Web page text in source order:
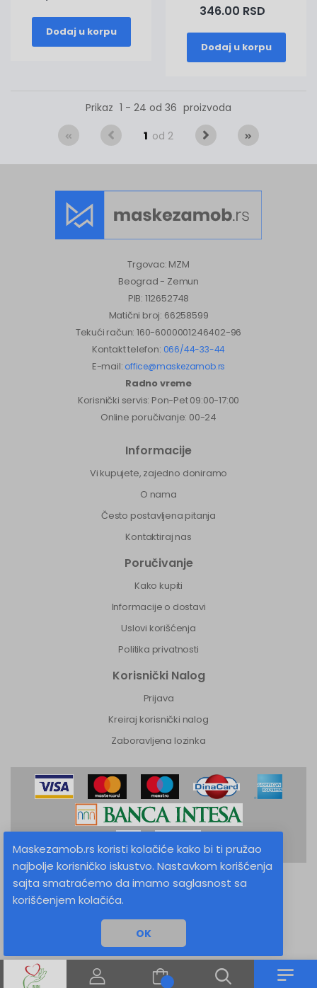
Maskezamob.rs koristi kolačiće kako bi ti pružao
najbolje korisničko iskustvo. Nastavkom korišćenja
sajta smatraćemo da imamo saglasnost sa
korišćenjem kolačića.
OK
Dodaj u korpu
346.00 RSD
Dodaj u korpu
Prikaz 1 - 24 od 36 proizvoda
1 od 2
Trgovac: MZM
Beograd - Zemun
PIB: 112652748
Matični broj: 66258599
Tekući račun: 160-6000001246402-96
Kontakt telefon: 066/44-33-44
E-mail: office@maskezamob.rs
Radno vreme
Korisnički servis: Pon-Pet 09:00-17:00
Online poručivanje: 00-24
Informacije
Vi kupujete, zajedno doniramo
O nama
Često postavljena pitanja
Kontaktiraj nas
Poručivanje
Kako kupiti
Informacije o dostavi
Uslovi korišćenja
Politika privatnosti
Korisnički Nalog
Prijava
Kreiraj korisnički nalog
Zaboravljena lozinka
MaskeZaMob.rs © 2026 Sva prava zadržana